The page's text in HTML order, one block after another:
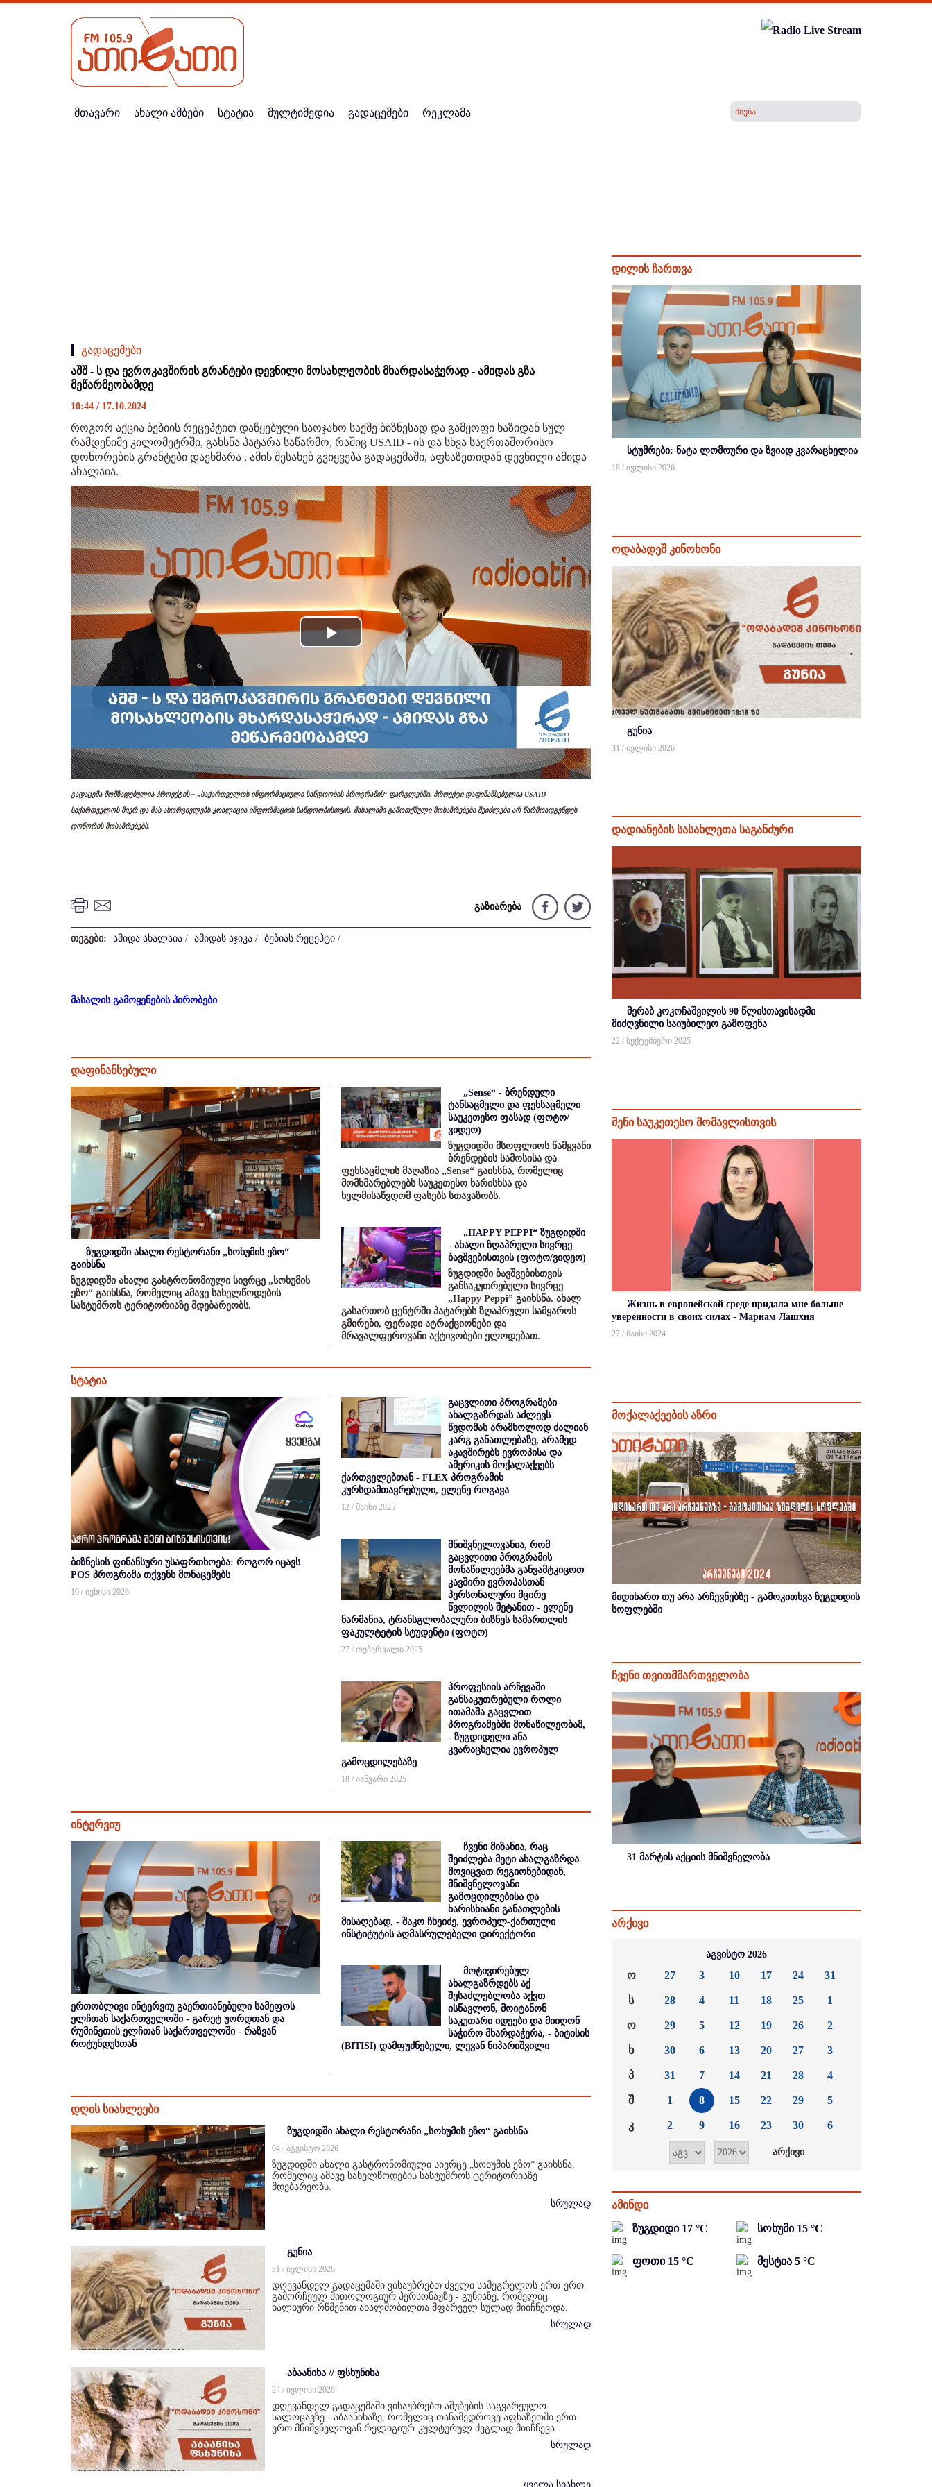
მთავარი ახალი ამბები სტატია მულტიმედია გადაცემები რეკლამა
გადაცემები
აშშ - ს და ევროკავშირის გრანტები დევნილი მოსახლეობის მხარდასაჭერად - ამიდას გზა
მეწარმეობამდე
10:44 / 17.10.2024
როგორ აქცია ბებიის რეცეპტით დაწყებული საოჯახო საქმე ბიზნესად და გამყოფი ხაზიდან სულ
რამდენიმე კილომეტრში, გახსნა პატარა საწარმო, რაშიც USAID - ის და სხვა საერთაშორისო
დონორების გრანტები დაეხმარა , ამის შესახებ გვიყვება გადაცემაში, აფხაზეთიდან დევნილი ამიდა
ახალაია.
Play
Video
გადაცემა მომზადებულია პროექტის – „საქართველოს ინფორმაციული სანდოობის პროგრამის“ ფარგლებში. პროექტი დაფინანსებულია USAID
საქართველოს მიერ და მას ახორციელებს კოალიცია ინფორმაციის სანდოობისთვის. მასალაში გამოთქმული მოსაზრებები შეიძლება არ წარმოადგენდეს
დონორის მოსაზრებებს.
გაზიარება
თეგები: ამიდა ახალაია / ამიდას აჯიკა / ბებიას რეცეპტი /
მასალის გამოყენების პირობები
დაფინანსებული
ზუგდიდში ახალი რესტორანი „სოხუმის ეზო“
გაიხსნა
ზუგდიდში ახალი გასტრონომიული სივრცე „სოხუმის
ეზო“ გაიხსნა, რომელიც ამავე სახელწოდების
სასტუმროს ტერიტორიაზე მდებარეობს.
„Sense“ - ბრენდული
ტანსაცმელი და ფეხსაცმელი
საუკეთესო ფასად (ფოტო/
ვიდეო)
ზუგდიდში მსოფლიოს წამყვანი
ბრენდების სამოსისა და
ფეხსაცმლის მაღაზია „Sense“ გაიხსნა, რომელიც
მომხმარებლებს საუკეთესო ხარისხსა და
ხელმისაწვდომ ფასებს სთავაზობს.
„HAPPY PEPPI“ ზუგდიდში
- ახალი ზღაპრული სივრცე
ბავშვებისთვის (ფოტო/ვიდეო)
ზუგდიდში ბავშვებისთვის
განსაკუთრებული სივრცე
„Happy Peppi” გაიხსნა. ახალ
გასართობ ცენტრში პატარებს ზღაპრული სამყაროს
გმირები, ფერადი ატრაქციონები და
მრავალფეროვანი აქტივობები ელოდებათ.
სტატია
ბიზნესის ფინანსური უსაფრთხოება: როგორ იცავს
POS პროგრამა თქვენს მონაცემებს
10 / ივნისი 2026
გაცვლითი პროგრამები
ახალგაზრდას აძლევს
წვდომას არამხოლოდ ძალიან
კარგ განათლებაზე, არამედ
აკავშირებს ევროპისა და
ამერიკის მოქალაქეებს
ქართველებთან - FLEX პროგრამის
კურსდამთავრებული, ელენე როგავა
12 / მაისი 2025
მნიშვნელოვანია, რომ
გაცვლითი პროგრამის
მონაწილეებმა განვამტკიცოთ
კავშირი ევროპასთან
პერსონალური მცირე
წვლილის შეტანით - ელენე
ნარმანია, ტრანსგლობალური ბიზნეს სამართლის
ფაკულტეტის სტუდენტი (ფოტო)
27 / თებერვალი 2025
პროფესიის არჩევაში
განსაკუთრებული როლი
ითამაშა გაცვლით
პროგრამებში მონაწილეობამ,
- ზუგდიდელი ანა
კვარაცხელია ევროპულ
გამოცდილებაზე
18 / იანვარი 2025
ინტერვიუ
ერთობლივი ინტერვიუ გაერთიანებული სამეფოს
ელჩთან საქართველოში - გარეტ უორდთან და
რუმინეთის ელჩთან საქართველოში - რაზვან
როტუნდუსთან
ჩვენი მიზანია, რაც
შეიძლება მეტი ახალგაზრდა
მოვიცვათ რეგიონებიდან,
მნიშვნელოვანი
გამოცდილებისა და
ხარისხიანი განათლების
მისაღებად, - შაკო ჩხეიძე, ევროპულ-ქართული
ინსტიტუტის აღმასრულებელი დირექტორი
მოტივირებულ
ახალგაზრდებს აქ
შესაძლებლობა აქვთ
ისწავლონ, მოიტანონ
საკუთარი იდეები და მიიღონ
საჭირო მხარდაჭერა, - ბიტისის
(BITISI) დამფუძნებელი, ლევან ნიპარიშვილი
დღის სიახლეები
ზუგდიდში ახალი რესტორანი „სოხუმის ეზო“ გაიხსნა
04 / აგვისტო 2026
ზუგდიდში ახალი გასტრონომიული სივრცე „სოხუმის ეზო“ გაიხსნა,
რომელიც ამავე სახელწოდების სასტუმროს ტერიტორიაზე
მდებარეობს.
სრულად
გუნია
31 / ივლისი 2026
დღევანდელ გადაცემაში ვისაუბრებთ ძველი სამეგრელოს ერთ-ერთ
გამორჩეულ მითოლოგიურ პერსონაჟზე - გუნიაზე, რომელიც
ხალხური რწმენით ახალშობილთა მფარველ სულად მიიჩნეოდა.
სრულად
აბაანიხა // ფსხუნიხა
24 / ივლისი 2026
დღევანდელ გადაცემაში ვისაუბრებთ აშუბების საგვარეულო
სალოცავზე - აბაანიხაზე, რომელიც თანამედროვე აფხაზეთში ერთ-
ერთ მნიშვნელოვან რელიგიურ-კულტურულ ძეგლად მიიჩნევა.
სრულად
ყველა სიახლე
დილის ჩართვა
სტუმრები: ნატა ლომოური და ზვიად კვარაცხელია
18 / ივლისი 2026
ოდაბადეშ კინოხონი
გუნია
31 / ივლისი 2026
დადიანების სასახლეთა საგანძური
მერაბ კოკოჩაშვილის 90 წლისთავისადმი
მიძღვნილი საიუბილეო გამოფენა
22 / სექტემბერი 2025
შენი საუკეთესო მომავლისთვის
Жизнь в европейской среде придала мне больше
уверенности в своих силах - Мариам Лашхия
27 / მაისი 2024
მოქალაქეების აზრი
მიდიხართ თუ არა არჩევნებზე - გამოკითხვა ზუგდიდის
სოფლებში
ჩვენი თვითმმართველობა
31 მარტის აქციის მნიშვნელობა
არქივი
აგვისტო 2026
ო
ს
ო
ხ
პ
შ
კ
27
28
29
30
31
1
2
3
4
5
6
7
8
9
10
11
12
13
14
15
16
17
18
19
20
21
22
23
24
25
26
27
28
29
30
31
1
2
3
4
5
6
ამინდი
ზუგდიდი 17 °C სოხუმი 15 °C
ფოთი 15 °C მესტია 5 °C